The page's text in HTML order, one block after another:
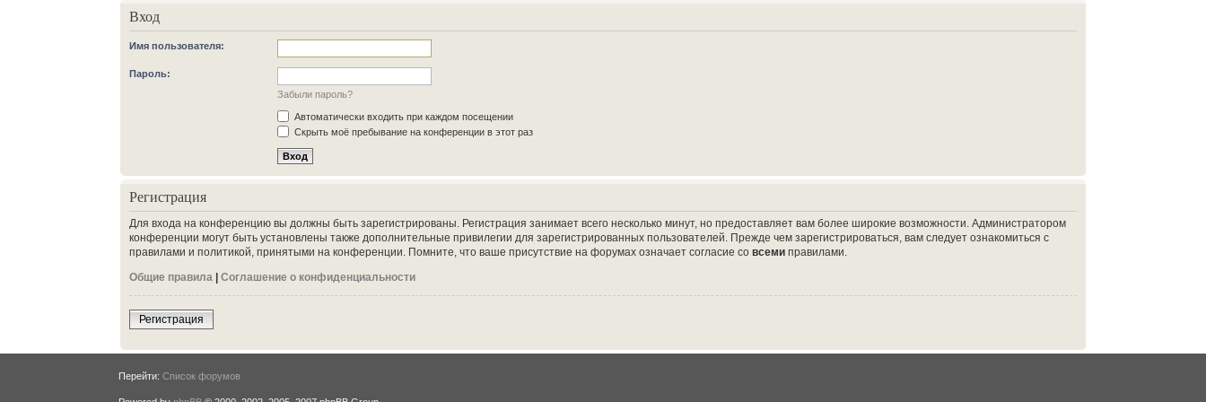
Вход
Имя пользователя:
Пароль:
Забыли пароль?
Автоматически входить при каждом посещении
Скрыть моё пребывание на конференции в этот раз
Регистрация
Для входа на конференцию вы должны быть зарегистрированы. Регистрация занимает всего несколько минут, но предоставляет вам более широкие возможности. Администратором
конференции могут быть установлены также дополнительные привилегии для зарегистрированных пользователей. Прежде чем зарегистрироваться, вам следует ознакомиться с
правилами и политикой, принятыми на конференции. Помните, что ваше присутствие на форумах означает согласие совсеми правилами.
Общие правила |Соглашение о конфиденциальности
Регистрация
Перейти: Список форумов